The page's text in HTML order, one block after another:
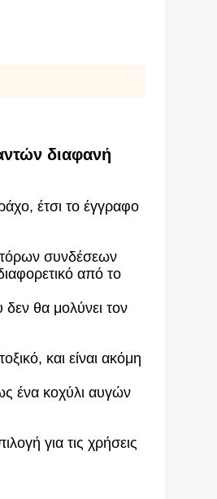
διαφανή
έτσι το έγγραφο
συνδέσεων
από το
θα μολύνει τον
και είναι ακόμη
ένα κοχύλι αυγών
για τις χρήσεις